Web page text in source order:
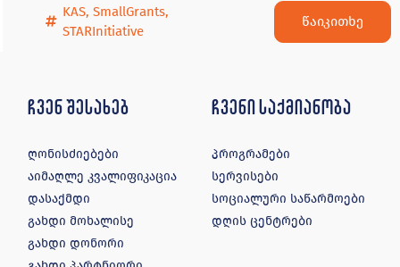
KAS, SmallGrants,
STARInitiative
წაიკითხე
ჩვენ შესახებ
ღონისძიებები
აიმაღლე კვალიფიკაცია
დასაქმდი
გახდი მოხალისე
გახდი დონორი
ჩვენი საქმიანობა
პროგრამები
სერვისები
სოციალური საწარმოები
დღის ცენტრები